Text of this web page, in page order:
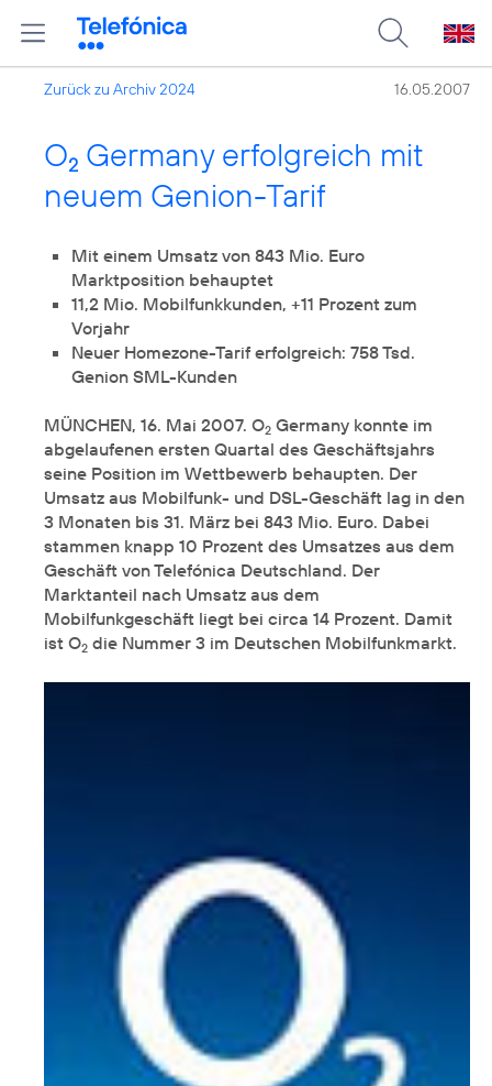
Zurück zu Archiv 2024 16.05.2007
O2 Germany erfolgreich mit
neuem Genion-Tarif
Mit einem Umsatz von 843 Mio. Euro
Marktposition behauptet
11,2 Mio. Mobilfunkkunden, +11 Prozent zum
Vorjahr
Neuer Homezone-Tarif erfolgreich: 758 Tsd.
Genion SML-Kunden
MÜNCHEN, 16. Mai 2007. O2 Germany konnte im
abgelaufenen ersten Quartal des Geschäftsjahrs
seine Position im Wettbewerb behaupten. Der
Umsatz aus Mobilfunk- und DSL-Geschäft lag in den
3 Monaten bis 31. März bei 843 Mio. Euro. Dabei
stammen knapp 10 Prozent des Umsatzes aus dem
Geschäft von Telefónica Deutschland. Der
Marktanteil nach Umsatz aus dem
Mobilfunkgeschäft liegt bei circa 14 Prozent. Damit
ist O2 die Nummer 3 im Deutschen Mobilfunkmarkt.